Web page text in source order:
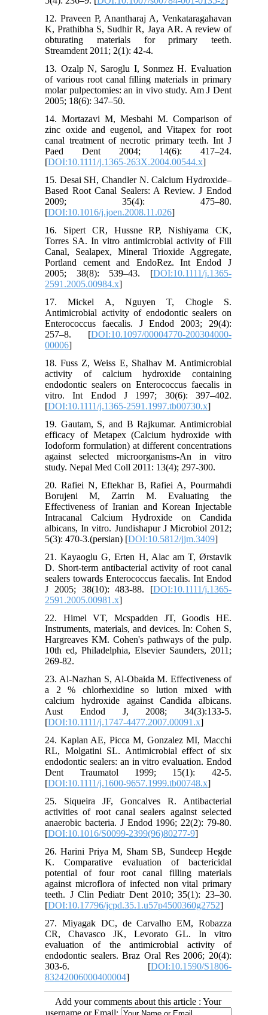
از مقاوم­ترین میکروارگانیسم­­های بعد از درمان
اندودانتیک
و از دلایل احتمالی شکست درمان ریشه می­
باشد.
موفقیت درمان اندودانتیک، علاوه بر حذف یا
کاهش تعداد میکروارگانیسم­های موجود در کانال
ریشه، به ممانعت از آلودگی مجدد سیستم کانال
ریشه پس از درمان نیز بستگی دارد و از آنجایی
که میکروارگانیسم­ها ممکن است حتی پس از
شوینده، داخل کانال­ها باقی بمانند، مواد پرکننده
کانال باید توانایی حذف پاتوژن­های باقی­مانده و
خنثی کردن محصولات سمی آن­ها و جلوگیری از
عفونت مجدد کانال را داشته باشند؛ بنابراین
فعالیت ضدمیکروبی مواد پرکننده کانال بسیار
مهم و ضروری بنظر می‏رسد.3
به منظور ارزیابی ویژگی ضدمیکروبی سیلرهای
کانال از تست تماس مستقیم
(Direct Contact
، تست مهاری انتشار در آگار(Agar
Diffusion Inhibitory
Test)، و تست نفوذ در توبول
عاجی (Dentinal tubule
penetrating test)استفاده
می شود. گرچه تست مهاری انتشار در آگار
دارای محدودیت‏ هایی
|می باشد، اما این روش ساده بوده، و کاربرد
از جمله موادی که در پرکردن کانال ریشه
دندان‏های شیری مورد استفاده قرار می گیرد، می
توان به خمیر زینک اکساید اوژنول(ZOE)،
خمیرهای با بیس یدوفرم و خمیرهای با بیس
کلسیم هیدروکساید اشاره کرد. در این میان خمیر
زینک‏اکساید اوژنول، کاربرد وسیعتری دارد.
زینک اکساید اوژنول اثر ضدمیکروبی کمی داشته
ونسبت به تحلیل ریشه دندان‏های شیری، سرعت
جذب کندتری دارد. 14و13
بدین سبب مطلوب بودن
این ماده سیلر در پالپکتومی دندان‏های شیری مورد
به ماده‏ای مناسبتر و با ویژگی های ضد‏میکروبی
بیشتر انجام شده است.1
مواد با بیس کلسیم هیدروکساید جهت ایجاد
خاصیت ضد‏میکروبی به دو یون هیدروکسیل و
|می شوند و محیط قلیایی در اطراف خود ایجاد
می کنند. هر چه این مواد حلالیت بیشتری در آب
داشته باشند راحتتر تجزیه می‏شوند.15
Sealapex
که بیس کلسیم هیدروکساید دارد، در آب نامحلول
است و اثر ضد میکروبی متفاوتی برای آن
18-16
پیش آماده با بیس کلسیم هیدروکساید است که
جدیداً وارد بازار گردیده و احتمال می رود که
بواسطه خاصیت محلول در آب بودنش بتواند اثر
ضد میکروبی بهتری از خود به نمایش بگذارد.19
از آن جایی که بیشتر مطالعاتی که در زمینه
بررسی خاصیت ضدمیکروبی سیلرها انجام شده
است بر روی سیلرهای دندان­های دائمی می­باشد،
بنابراین بر آن شدیم تا میزان فعالیت ضد
میکروبی مواد مختلفی که در پُرکردن کانال­های
ریشه دندان­های شیری کاربرد دارد را بر روی
کاندیدا آلبیکانس بررسی نماییم تا مشخص شود
کدام دارو اثر ضد میکروبی قوی­تری دارد و بهتر
می­تواند میکروارگانیسم های موجود در کانال
دندان پس از آماده­سازی دندان را از بین ببرد و
احتمال موفقیت درمان را افزایش دهد.
روش بررسی
در این مطالعه آزمایشگاهی، سوش استاندارد
قارچ کاندیدا آلبیکانس شماره 5075
PTCC
:
تهیه ­
شد. محتویات ویال در محیط مایع(Germany،
Darmastadt،Merck
)
Muller
hinton
agarریخته شد
و 48 ساعت در دمای
37درجه سانتی گراد انکوبه
گردید. سپس 48 ساعت برای ایجاد کلونی بر روی
محیط جامدTriptic Soy Agar
Merck
)کشت داده
شد. از کلونیها سوسپانسیونی با غلظت تقریبی 5/0
غلظت آن با اسپکتروفوتومتر ( Sartoriuste
,
Goettingen
,
Germany) مورد تایید قرار گرفت.
سپس محیطMullerHinton
Agar
(
Merck
)حرارت
داده شد و زمانی که دمای آن به 50-45 درجه
سانتی­گراد رسیده و مایع گردید به آن1ccاز
سوسپانسیون حاوی قارچ اضافه گردید. ترکیب
حاصل در 30 پلیت یک بار مصرف استریل به قطر
10سانتیمتر ریخته ­شد تا حدی که ضخامت آگار
چهار میلی­متر گردید. پس از سرد شدن مخلوط،
چهار حفره به قطر پنج میلی­متربوسیله برش پیپت
پاستور(Germany،Darmastadt
)، در آگار
ایجاد گردید. در هر کدام از حفرات هر پلیت
بترتیبZinc
oxide eugenol (ZOE)
(
Sultan,
Englewood, NJ,
USA)،Metapex(Metabiomed,
12. Praveen P, Anantharaj A, Venkataragahavan
K, Prathibha S, Sudhir R, Jaya AR. A review of
obturating materials for primary teeth.
Streamdent 2011; 2(1): 42-4.
13. Ozalp N, Saroglu I, Sonmez H. Evaluation
of various root canal filling materials in primary
molar pulpectomies: an in vivo study. Am J Dent
2005; 18(6): 347–50.
14. Mortazavi M, Mesbahi M. Comparison of
zinc oxide and eugenol, and Vitapex for root
canal treatment of necrotic primary teeth. Int J
Paed Dent 2004; 14(6): 417–24.
[DOI:10.1111/j.1365-263X.2004.00544.x]
15. Desai SH, Chandler N. Calcium Hydroxide–
Based Root Canal Sealers: A Review. J Endod
2009; 35(4): 475–80.
[DOI:10.1016/j.joen.2008.11.026]
16. Sipert CR, Hussne RP, Nishiyama CK,
Torres SA. In vitro antimicrobial activity of Fill
Canal, Sealapex, Mineral Trioxide Aggregate,
Portland cement and EndoRez. Int Endod J
2005; 38(8): 539–43. [DOI:10.1111/j.1365-
2591.2005.00984.x]
17. Mickel A, Nguyen T, Chogle S.
Antimicrobial activity of endodontic sealers on
Enterococcus faecalis. J Endod 2003; 29(4):
257–8. [DOI:10.1097/00004770-200304000-
00006]
18. Fuss Z, Weiss E, Shalhav M. Antimicrobial
activity of calcium hydroxide containing
endodontic sealers on Enterococcus faecalis in
vitro. Int Endod J 1997; 30(6): 397–402.
[DOI:10.1111/j.1365-2591.1997.tb00730.x]
19. Gautam, S, and B Rajkumar. Antimicrobial
efficacy of Metapex (Calcium hydroxide with
Iodoform formulation) at different concentrations
against selected microorganisms-An in vitro
study. Nepal Med Coll 2011: 13(4); 297-300.
20. Rafiei N, Eftekhar B, Rafiei A, Pourmahdi
Borujeni M, Zarrin M. Evaluating the
Effectiveness of Iranian and Korean Injectable
Intracanal Calcium Hydroxide on Candida
albicans, In vitro. Jundishapur J Microbiol 2012;
5(3): 470-3.(persian) [DOI:10.5812/jjm.3409]
21. Kayaoglu G, Erten H, Alac am T, Ørstavik
D. Short-term antibacterial activity of root canal
sealers towards Enterococcus faecalis. Int Endod
J 2005; 38(10): 483-88. [DOI:10.1111/j.1365-
2591.2005.00981.x]
22. Himel VT, Mcspadden JT, Goodis HE.
Instruments, materials, and devices. In: Cohen S,
Hargreaves KM. Cohen's pathways of the pulp.
10th ed, Philadelphia, Elsevier Saunders, 2011;
269-82.
23. Al-Nazhan S, Al-Obaida M. Effectiveness of
a 2 % chlorhexidine so lution mixed with
calcium hydroxide against Candida albicans.
Aust Endod J, 2008; 34(3):133-5.
[DOI:10.1111/j.1747-4477.2007.00091.x]
24. Kaplan AE, Picca M, Gonzalez MI, Macchi
RL, Molgatini SL. Antimicrobial effect of six
endodontic sealers: an in vitro evaluation. Endod
Dent Traumatol 1999; 15(1): 42-5.
[DOI:10.1111/j.1600-9657.1999.tb00748.x]
25. Siqueira JF, Goncalves R. Antibacterial
activities of root canal sealers against selected
anaerobic bacteria. J Endod 1996; 22(2): 79-80.
[DOI:10.1016/S0099-2399(96)80277-9]
26. Harini Priya M, Sham SB, Sundeep Hegde
K. Comparative evaluation of bactericidal
potential of four root canal filling materials
against microflora of infected non vital primary
teeth. J Clin Pediatr Dent 2010; 35(1): 23–30.
[DOI:10.17796/jcpd.35.1.u57p4500360g2752]
27. Miyagak DC, de Carvalho EM, Robazza
CR, Chavasco JK, Levorato GL. In vitro
evaluation of the antimicrobial activity of
endodontic sealers. Braz Oral Res 2006; 20(4):
303-6. [DOI:10.1590/S1806-
83242006000400004]
Add your comments about this article : Your